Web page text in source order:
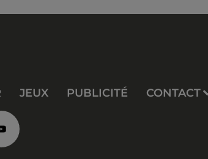
JEUX PUBLICITÉ CONTACT